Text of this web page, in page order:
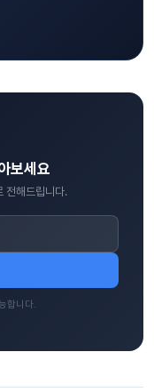
보세요
전해드립니다.
합니다.